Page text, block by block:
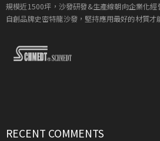
規模近1500坪，沙發研發&生產線朝向企業化
自創品牌史密特龍沙發，堅持應用最好的材質才
RECENT COMMENTS